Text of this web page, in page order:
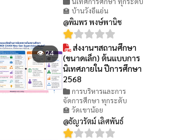
🏫 บ้านวังอีแอ่น
@พิมพร พงษ์พานิช
👁 24
ส่งงานฯสถานศึกษา
(ขนาดเล็ก) ต้นแบบการ
นิเทศภายใน ปีการศึกษา
2568
การบริหารและการ
จัดการศึกษา ทุกระดับ
🏫 วัดเขาน้อย
@ธัญวรัตม์ เลิศพันธ์